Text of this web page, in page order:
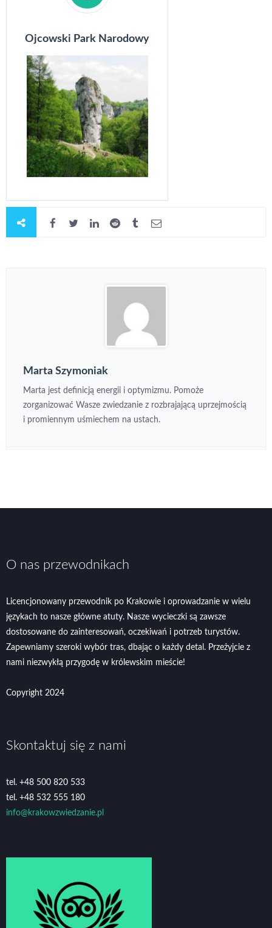
Ojcowski Park Narodowy
Marta Szymoniak
Marta jest definicją energii i optymizmu. Pomoże
zorganizować Wasze zwiedzanie z rozbrajającą uprzejmością
i promiennym uśmiechem na ustach.
O nas przewodnikach
Licencjonowany przewodnik po Krakowie i oprowadzanie w wielu
językach to nasze główne atuty. Nasze wycieczki są zawsze
dostosowane do zainteresowań, oczekiwań i potrzeb turystów.
Zapewniamy szeroki wybór tras, dbając o każdy detal. Przeżyjcie z
nami niezwykłą przygodę w królewskim mieście!
Copyright 2024
Skontaktuj się z nami
tel. +48 500 820 533
tel. +48 532 555 180
info@krakowzwiedzanie.pl